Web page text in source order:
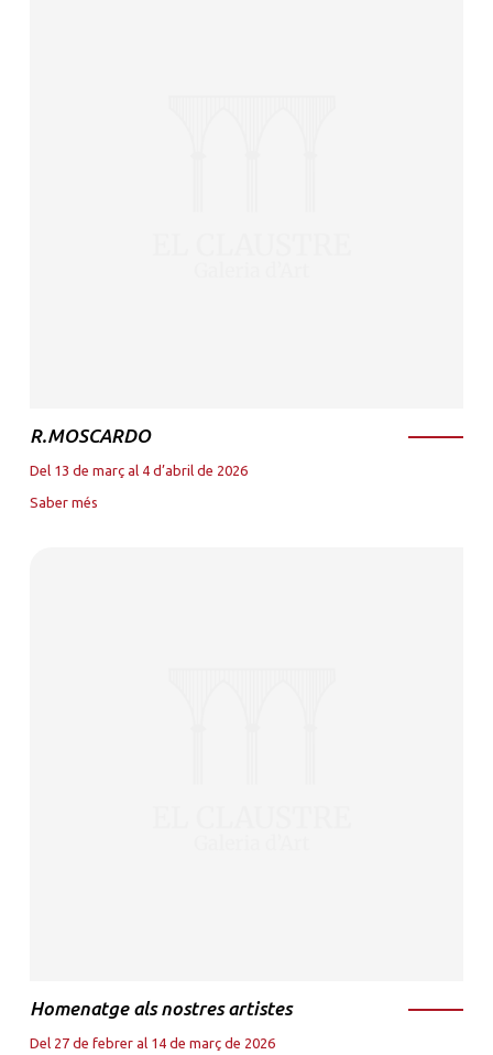
R.MOSCARDO
Del 13 de març al 4 d’abril de 2026
Saber més
Homenatge als nostres artistes
Del 27 de febrer al 14 de març de 2026